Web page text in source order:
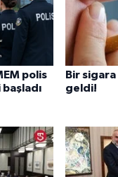
polis
başladı
Bir
geldi!